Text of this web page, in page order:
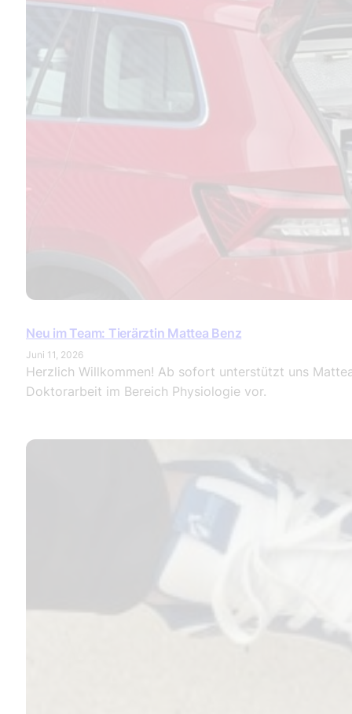
Neu im Team: Tierärztin Mattea Benz
Juni 11, 2026
Herzlich Willkommen! Ab sofort unterstützt uns
Doktorarbeit im Bereich Physiologie vor.